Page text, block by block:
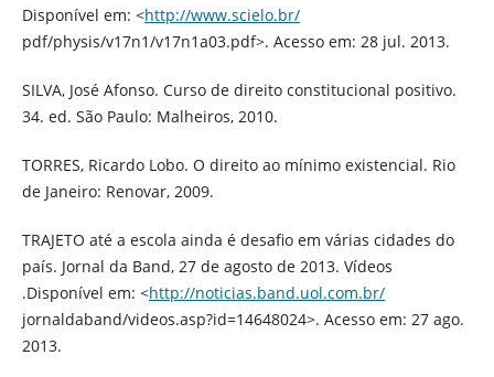
Disponível em: <http://www.scielo.br/
pdf/physis/v17n1/v17n1a03.pdf>. Acesso em: 28 jul. 2013.
SILVA, José Afonso. Curso de direito constitucional positivo.
34. ed. São Paulo: Malheiros, 2010.
TORRES, Ricardo Lobo. O direito ao mínimo existencial. Rio
de Janeiro: Renovar, 2009.
TRAJETO até a escola ainda é desafio em várias cidades do
país. Jornal da Band, 27 de agosto de 2013. Vídeos
.Disponível em: <http://noticias.band.uol.com.br/
jornaldaband/videos.asp?id=14648024>. Acesso em: 27 ago.
2013.